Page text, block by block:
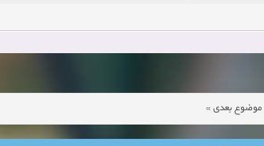
|موضوع بعدی »